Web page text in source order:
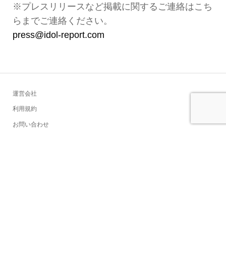
※プレスリリースなど掲載に関するご連絡はこち
らまでご連絡ください。
press@idol-report.com
運営会社
利用規約
お問い合わせ